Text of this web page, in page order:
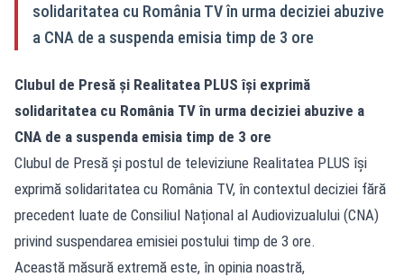
solidaritatea cu România TV în urma deciziei abuzive
a CNA de a suspenda emisia timp de 3 ore
Clubul de Presă și Realitatea PLUS își exprimă
solidaritatea cu România TV în urma deciziei abuzive a
CNA de a suspenda emisia timp de 3 ore
Clubul de Presă și postul de televiziune Realitatea PLUS își
exprimă solidaritatea cu România TV, în contextul deciziei fără
precedent luate de Consiliul Național al Audiovizualului (CNA)
privind suspendarea emisiei postului timp de 3 ore.
Această măsură extremă este, în opinia noastră,